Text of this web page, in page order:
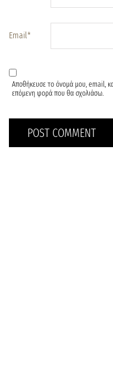
Email*
Αποθήκευσε το όνομά μου, email,
επόμενη φορά που θα σχολιάσω.